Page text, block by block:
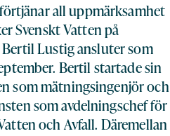
all uppmärksamhet
Svenskt Vatten på
Lustig ansluter som
Bertil startade sin
som mätningsingenjör och
som avdelningschef för
och Avfall. Däremellan